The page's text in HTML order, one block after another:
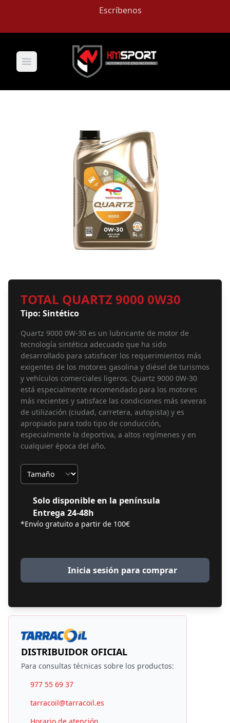
Escríbenos
Open main menu
TOTAL QUARTZ 9000 0W30
Tipo: Sintético
Quartz 9000 0W-30 es un lubricante de motor de
tecnología sintética adecuado que ha sido
desarrollado para satisfacer los requerimientos más
exigentes de los motores gasolina y diésel de turismos
y vehículos comerciales ligeros. Quartz 9000 0W-30
está especialmente recomendado para los motores
más recientes y satisface las condiciones más severas
de utilización (ciudad, carretera, autopista) y es
apropiado para todo tipo de conducción,
especialmente la deportiva, a altos regímenes y en
cualquier época del año.
Tamaño
Solo disponible en la península
Entrega 24-48h
*Envío gratuito a partir de 100€
Inicia sesión para comprar
DISTRIBUIDOR OFICIAL
Para consultas técnicas sobre los productos:
977 55 69 37
tarracoil@tarracoil.es
Horario de atención